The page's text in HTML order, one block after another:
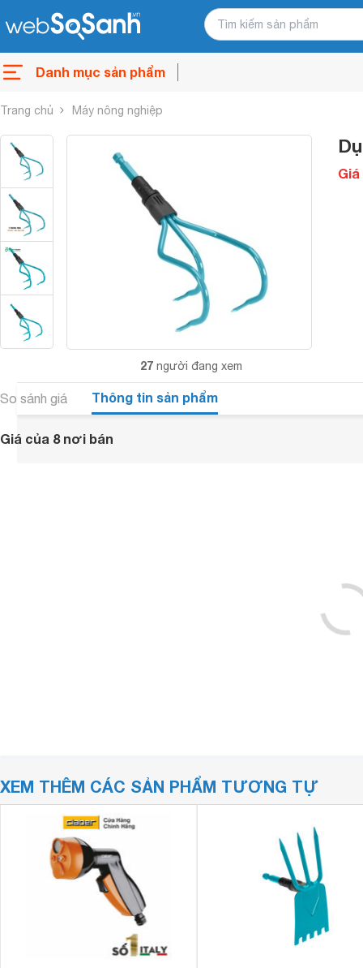
Danh mục sản phẩm
Trang chủ Máy nông nghiệp
27 người đang xem
So sánh giá Thông tin sản phẩm
Giá của 8 nơi bán
XEM THÊM CÁC SẢN PHẨM TƯƠNG TỰ